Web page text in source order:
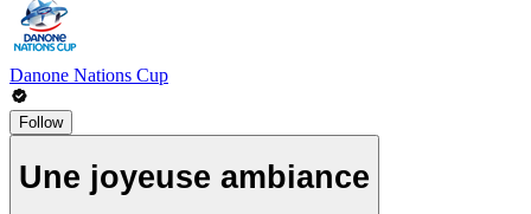
Danone Nations Cup
Follow
Une joyeuse ambiance